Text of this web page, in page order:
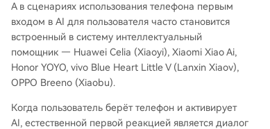
А в сценариях использования телефона первым
входом в AI для пользователя часто становится
встроенный в систему интеллектуальный
помощник — Huawei Celia (Xiaoyi), Xiaomi Xiao Ai,
Honor YOYO, vivo Blue Heart Little V (Lanxin Xiaov),
OPPO Breeno (Xiaobu).
Когда пользователь берёт телефон и активирует
AI, естественной первой реакцией является диалог